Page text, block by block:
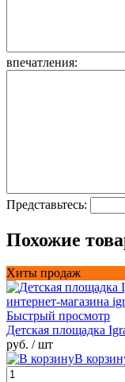
впечатления:
Представьтесь:
Похожие
Хиты продаж
Быстрый просмотр
Детская площадка
руб. / шт
В